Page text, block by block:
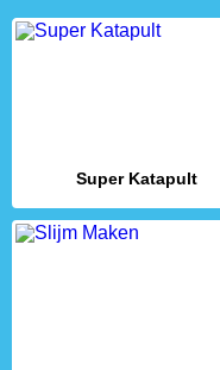
Super Katapult